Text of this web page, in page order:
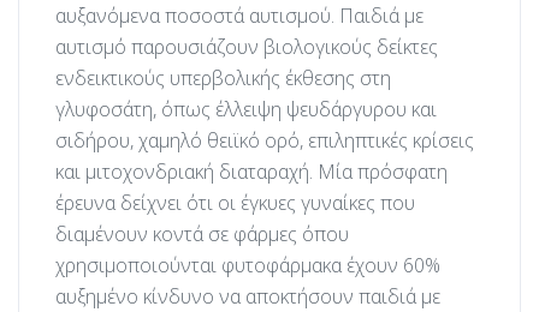
αυξανόμενα ποσοστά αυτισμού. Παιδιά με
αυτισμό παρουσιάζουν βιολογικούς δείκτες
ενδεικτικούς υπερβολικής έκθεσης στη
γλυφοσάτη, όπως έλλειψη ψευδάργυρου και
σιδήρου, χαμηλό θειϊκό ορό, επιληπτικές κρίσεις
και μιτοχονδριακή διαταραχή. Μία πρόσφατη
έρευνα δείχνει ότι οι έγκυες γυναίκες που
διαμένουν κοντά σε φάρμες όπου
χρησιμοποιούνται φυτοφάρμακα έχουν 60%
αυξημένο κίνδυνο να αποκτήσουν παιδιά με